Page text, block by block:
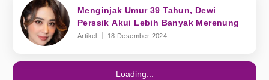
Menginjak Umur 39 Tahun, Dewi
Perssik Akui Lebih Banyak Merenung
Artikel 18 Desember 2024
Loading...